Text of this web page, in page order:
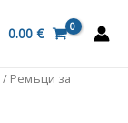
0.00 €
/ Ремъци за